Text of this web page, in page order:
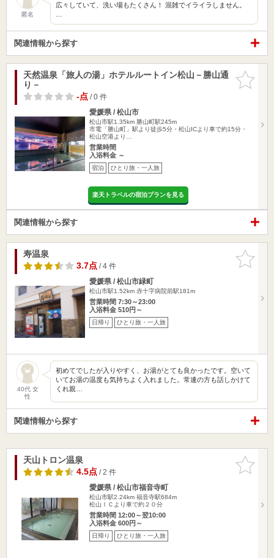
匿名
広々していて、洗い場もたくさん！ 混雑でイライラしません。
関連情報から探す
お気に入
りに追加
天然温泉「旅人の湯」ホテルルートイン松山－勝山通
り－
-点/ 0 件
愛媛県 / 松山市
松山市駅1.35km 勝山町駅245m
市電「勝山町」駅より徒歩5分・松山ICより車で約15分・
松山空港より…
営業時間
入浴料金 ～
宿泊 ひとり旅・一人旅
楽天トラベルの宿泊プランを見る
関連情報から探す
お気に入
りに追加
寿温泉
3.7点/ 4 件
愛媛県 / 松山市緑町
松山市駅1.52km 赤十字病院前駅181m
営業時間 7:30～23:00
入浴料金 510円～
日帰り ひとり旅・一人旅
40代 女
性
初めてでしたが入りやすく、お湯がとても良かったです。空いて
いてお湯の温度も気持ちよく入れました。常連の方も話しかけて
くれ親…
関連情報から探す
お気に入
りに追加
天山トロン温泉
4.5点/ 2 件
愛媛県 / 松山市福音寺町
松山市駅2.24km 福音寺駅684m
松山ＩＣより車で約２０分
営業時間 12:00～翌10:00
入浴料金 600円～
日帰り ひとり旅・一人旅